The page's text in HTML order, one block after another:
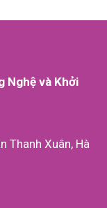
Nghệ và Khởi
Thanh Xuân, Hà